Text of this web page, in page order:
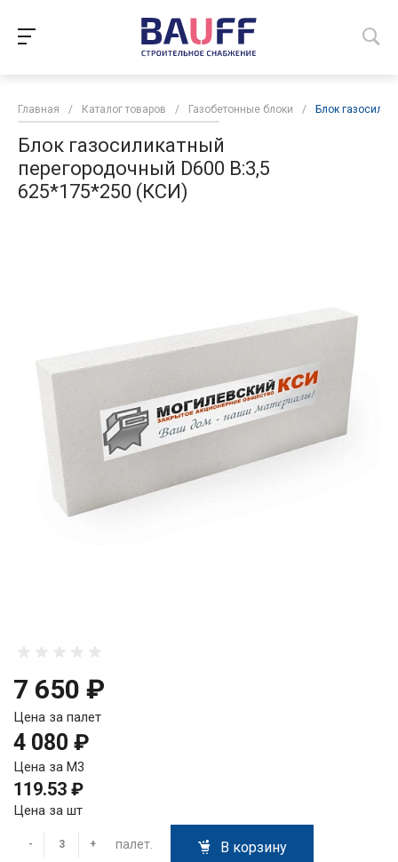
Главная / Каталог товаров / Газобетонные блоки / Блок
Блок газосиликатный
перегородочный D600 В:3,5
625*175*250 (КСИ)
7 650 ₽
Цена за палет
4 080 ₽
Цена за М3
119.53 ₽
Цена за шт
- + палет. В корзину